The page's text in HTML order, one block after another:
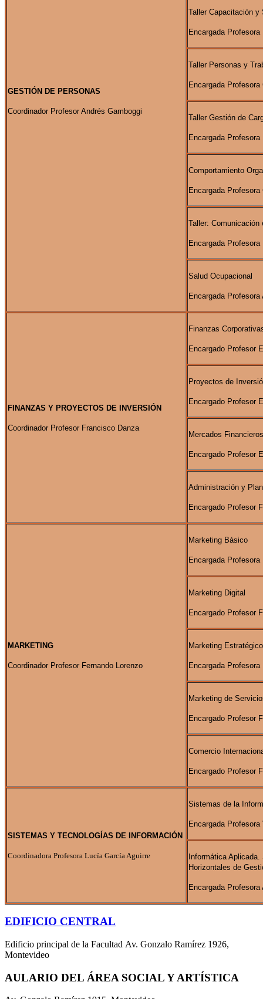
GESTIÓN DE PERSONAS
Coordinador Profesor Andrés Gamboggi
Taller Capacitación y
Encargada
Taller Personas y
Encargada Profesora
Taller Gestión de
Encargada
Comportamiento
Encargada Profesora
Taller:
Encargada Profesora
Salud Ocupacional
Encargada Profesora
FINANZAS Y PROYECTOS DE INVERSIÓN
Coordinador Profesor Francisco Danza
Finanzas
Encargado Profesor
Proyectos de
Encargado Profesor
Mercados Financieros
Encargado Profesor
Administración y
Encargado Profesor
MARKETING
Coordinador Profesor Fernando Lorenzo
Marketing Básico
Encargada Profesora
Marketing Digital
Encargado Profesor
Marketing Estratégico
Encargada Profesora
Marketing de
Encargado Profesor
Comercio
Encargado Profesor
SISTEMAS Y TECNOLOGÍAS DE INFORMACIÓN
Coordinadora Profesora Lucía García Aguirre
Sistemas de la
Encargada Profesora
Informática
Horizontales de
Encargada
EDIFICIO CENTRAL
Edificio principal de la Facultad Av. Gonzalo Ramírez 1926,
Montevideo
AULARIO DEL ÁREA SOCIAL Y ARTÍSTICA